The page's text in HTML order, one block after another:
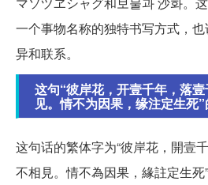
一个事物名称的独特书写方式，
异和联系。
这句“彼岸花，开壹千年，落
见。情不为因果，缘注定生死
这句话的繁体字为“彼岸花，開壹
不相見。情不為因果，緣註定生